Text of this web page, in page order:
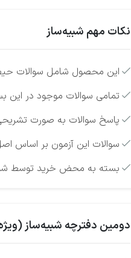
نکات مهم شبیه‌ساز
 این محصول شامل سوالات
 تمامی سوالات موجود در این
 پاسخ سوالات به صورت
 سوالات این آزمون بر اساس
 بسته به محض خرید توسط
دومین دفترچه شبیه‌‎ساز (ویژه شب آزمون) - براساس منابع 1404